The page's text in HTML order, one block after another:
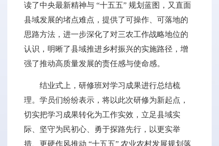
读了中央最新精神与 “十五五” 规划蓝图，又直面
县域发展的堵点难点，提供了可操作、可落地的
思路方法，进一步深化了对三农工作战略地位的
认识，明晰了县域推进乡村振兴的实施路径，增
强了推动高质量发展的责任感与使命感。
结业式上，研修班对学习成果进行总结梳
理。学员们纷纷表示，将以此次研修为新起点，
切实把学习成果转化为工作实效，立足县域实
际、坚守为民初心、勇于探路先行，以更实举
措、更硬作风推动 “十五五” 农业农村发展规划落